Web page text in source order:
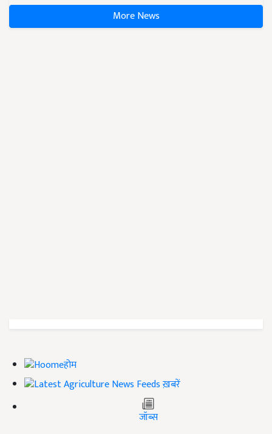
More News
होम
ख़बरें
जॉब्स